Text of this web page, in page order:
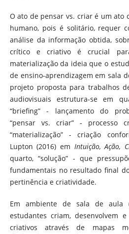
O ato de pensar vs. criar é um ato
humano, pois é solitário, requer
análise da informação obtida,
crítico e criativo é crucial
materialização da ideia que o
de ensino-aprendizagem em sala
projeto proposta para trabalhos
audiovisuais estrutura-se em
“briefing” - lançamento do
“pensar vs. criar” - processo
“materialização” - criação
Lupton (2016) em Intuição, Ação,
quarto, “solução” - que
fundamentais no resultado final
pertinência e criatividade.
Em ambiente de sala de aula
estudantes criam, desenvolvem
criativos através de mapas